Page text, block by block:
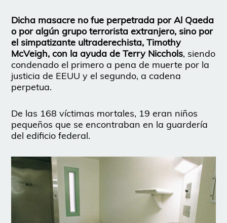
Dicha masacre no fue perpetrada por Al Qaeda
o por algún grupo terrorista extranjero, sino por
el simpatizante ultraderechista, Timothy
McVeigh, con la ayuda de Terry Nicchols, siendo
condenado el primero a pena de muerte por la
justicia de EEUU y el segundo, a cadena
perpetua.
De las 168 víctimas mortales, 19 eran niños
pequeños que se encontraban en la guardería
del edificio federal.